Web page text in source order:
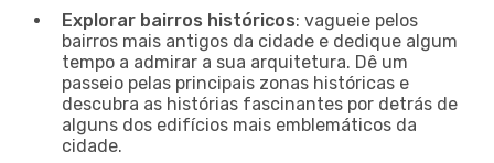
Explorar bairros históricos: vagueie pelos
bairros mais antigos da cidade e dedique algum
tempo a admirar a sua arquitetura. Dê um
passeio pelas principais zonas históricas e
descubra as histórias fascinantes por detrás de
alguns dos edifícios mais emblemáticos da
cidade.